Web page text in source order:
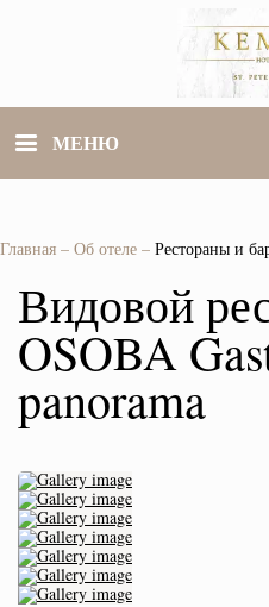
МЕНЮ
Главная – Об отеле – Рестораны и
Видовой
OSOBA
panorama